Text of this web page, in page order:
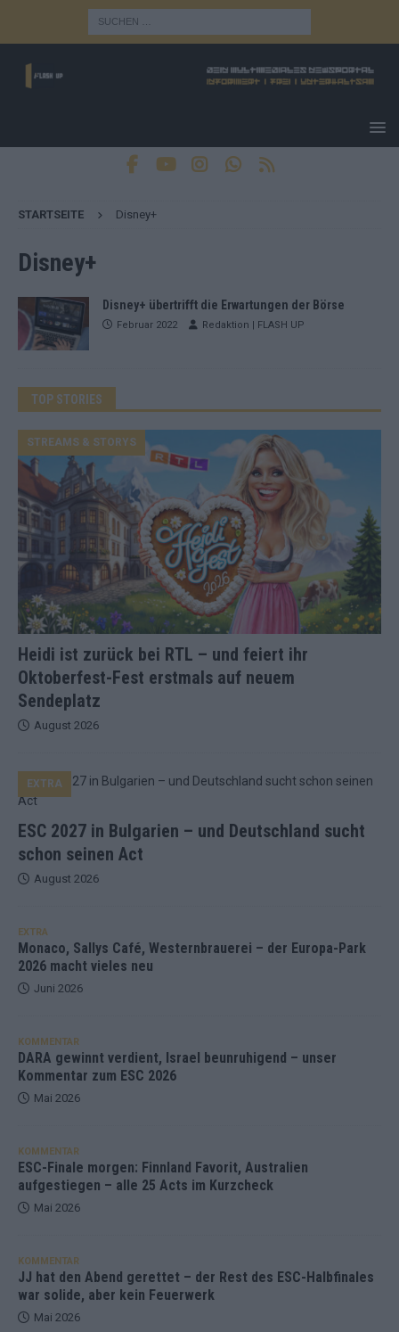
STARTSEITE Disney+
Disney+
Disney+ übertrifft die Erwartungen der Börse
Februar 2022 Redaktion | FLASH UP
TOP STORIES
Heidi ist zurück bei RTL – und feiert ihr
Oktoberfest-Fest erstmals auf neuem
Sendeplatz
STREAMS & STORYS
August 2026
ESC 2027 in Bulgarien – und Deutschland sucht
schon seinen Act
EXTRA
August 2026
EXTRA
Monaco, Sallys Café, Westernbrauerei – der Europa-Park
2026 macht vieles neu
Juni 2026
KOMMENTAR
DARA gewinnt verdient, Israel beunruhigend – unser
Kommentar zum ESC 2026
Mai 2026
KOMMENTAR
ESC-Finale morgen: Finnland Favorit, Australien
aufgestiegen – alle 25 Acts im Kurzcheck
Mai 2026
KOMMENTAR
JJ hat den Abend gerettet – der Rest des ESC-Halbfinales
war solide, aber kein Feuerwerk
Mai 2026